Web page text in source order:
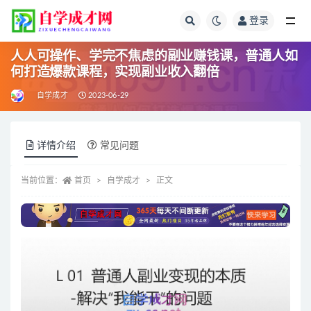
登录
人人可操作、学完不焦虑的副业赚钱课，普通人如
何打造爆款课程，实现副业收入翻倍
自学成才 2023-06-29
详情介绍 常见问题
当前位置： 首页 自学成才 正文